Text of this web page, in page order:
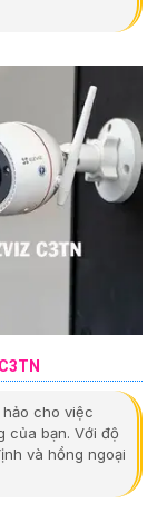
cho việc
của bạn. Với độ
và hồng ngoại